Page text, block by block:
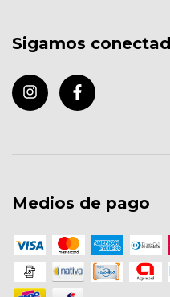
Sigamos
Medios de pago